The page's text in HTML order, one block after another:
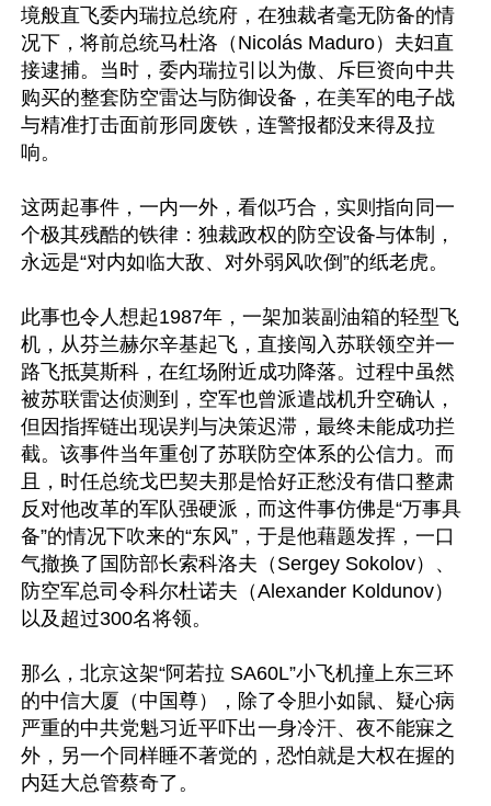
境般直飞委内瑞拉总统府，在独裁者毫无防备的情
况下，将前总统马杜洛（Nicolás Maduro）夫妇直
接逮捕。当时，委内瑞拉引以为傲、斥巨资向中共
购买的整套防空雷达与防御设备，在美军的电子战
与精准打击面前形同废铁，连警报都没来得及拉
响。
这两起事件，一内一外，看似巧合，实则指向同一
个极其残酷的铁律：独裁政权的防空设备与体制，
永远是“对内如临大敌、对外弱风吹倒”的纸老虎。
此事也令人想起1987年，一架加装副油箱的轻型飞
机，从芬兰赫尔辛基起飞，直接闯入苏联领空并一
路飞抵莫斯科，在红场附近成功降落。过程中虽然
被苏联雷达侦测到，空军也曾派遣战机升空确认，
但因指挥链出现误判与决策迟滞，最终未能成功拦
截。该事件当年重创了苏联防空体系的公信力。而
且，时任总统戈巴契夫那是恰好正愁没有借口整肃
反对他改革的军队强硬派，而这件事仿佛是“万事具
备”的情况下吹来的“东风”，于是他藉题发挥，一口
气撤换了国防部长索科洛夫（Sergey Sokolov）、
防空军总司令科尔杜诺夫（Alexander Koldunov）
以及超过300名将领。
那么，北京这架“阿若拉 SA60L”小飞机撞上东三环
的中信大厦（中国尊），除了令胆小如鼠、疑心病
严重的中共党魁习近平吓出一身冷汗、夜不能寐之
外，另一个同样睡不著觉的，恐怕就是大权在握的
内廷大总管蔡奇了。